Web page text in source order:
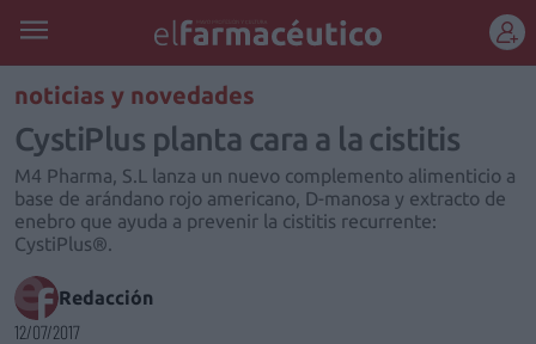
REGÍSTRATE
noticias y novedades
CystiPlus planta cara a la cistitis
M4 Pharma, S.L lanza un nuevo complemento alimenticio a
base de arándano rojo americano, D-manosa y extracto de
enebro que ayuda a prevenir la cistitis recurrente:
CystiPlus®.
Redacción
12/07/2017